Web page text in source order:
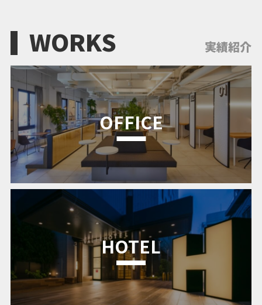
WORKS 実績紹介
OFFICE
HOTEL